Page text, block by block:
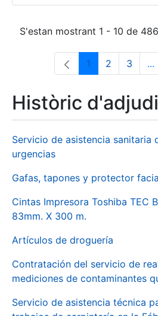
S'estan mostrant 1 - 10 de
Pàgina
1 Pàgina
2 Pàgina
3 ...
Històric
Servicio de asistencia sanitaria
urgencias
Gafas, tapones y protector
Cintas Impresora Toshiba TEC
83mm. X 300 m.
Artículos de droguería
Contratación del servicio de
mediciones de contaminantes
Servicio de asistencia técnica